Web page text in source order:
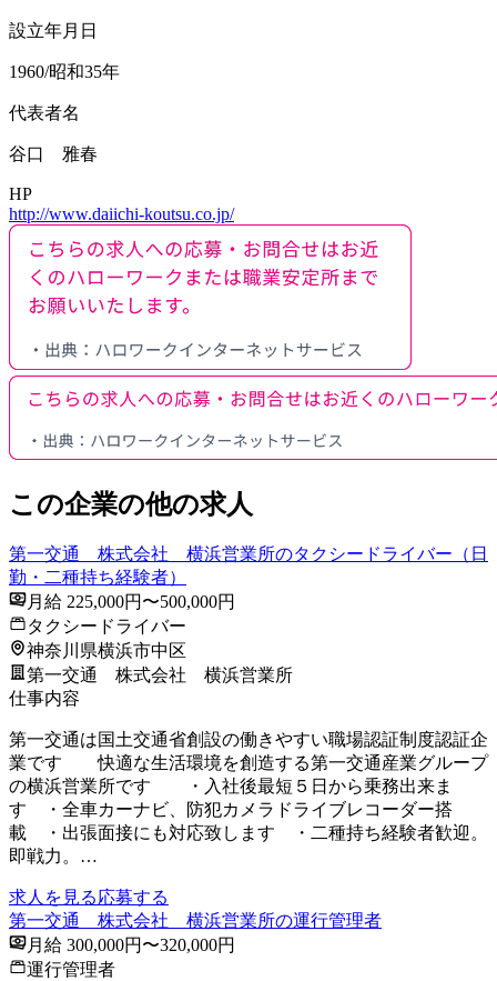
設立年月日
1960/昭和35年
代表者名
谷口 雅春
HP
http://www.daiichi-koutsu.co.jp/
この企業の他の求人
第一交通 株式会社 横浜営業所のタクシードライバー（日
勤・二種持ち経験者）
月給 225,000円〜500,000円
タクシードライバー
神奈川県横浜市中区
第一交通 株式会社 横浜営業所
仕事内容
第一交通は国土交通省創設の働きやすい職場認証制度認証企
業です 快適な生活環境を創造する第一交通産業グループ
の横浜営業所です ・入社後最短５日から乗務出来ま
す ・全車カーナビ、防犯カメラドライブレコーダー搭
載 ・出張面接にも対応致します ・二種持ち経験者歓迎。
即戦力。…
求人を見る応募する
第一交通 株式会社 横浜営業所の運行管理者
月給 300,000円〜320,000円
運行管理者